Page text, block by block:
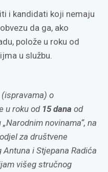
i kandidati koji nemaju
da ga, ako
polože u roku od
u službu.
o
u roku od 15 dana od
novinama“, na
za društvene
Antuna i Stjepana Radića
višeg stručnog